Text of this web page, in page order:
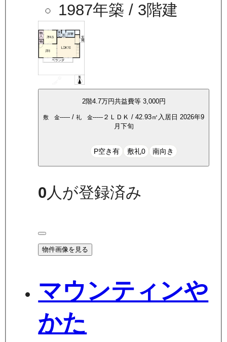
1987年築 / 3階建
2階4.7万円共益費等 3,000円
敷 金----- / 礼 金----- ２ＬＤＫ / 42.93㎡ 入居日 2026年9
月下旬
P空き有 敷礼0 南向き
0 人が登録済み
物件画像を見る
マウンティンや
かた